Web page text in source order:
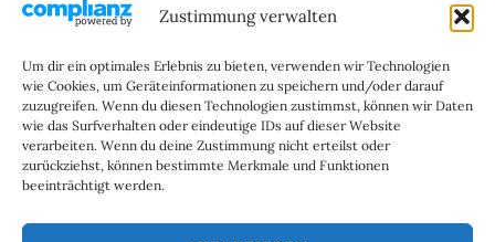
Zustimmung verwalten
Um dir ein optimales Erlebnis zu bieten, verwenden wir Technologien
wie Cookies, um Geräteinformationen zu speichern und/oder darauf
zuzugreifen. Wenn du diesen Technologien zustimmst, können wir Daten
wie das Surfverhalten oder eindeutige IDs auf dieser Website
verarbeiten. Wenn du deine Zustimmung nicht erteilst oder
zurückziehst, können bestimmte Merkmale und Funktionen
beeinträchtigt werden.
großartigen Sache
schau bald wieder
vorbei!